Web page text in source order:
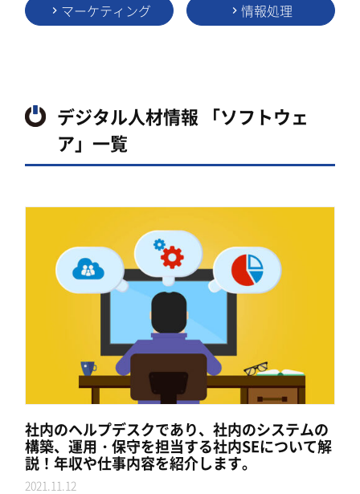
マーケティング 情報処理
デジタル人材情報 「ソフトウェ
ア」一覧
社内のヘルプデスクであり、社内のシステムの
構築、運用・保守を担当する社内SEについて解
説！年収や仕事内容を紹介します。
2021.11.12